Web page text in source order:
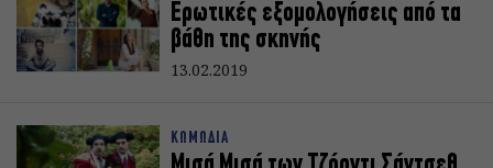
Ερωτικές εξομολογήσεις από τα
βάθη της σκηνής
13.02.2019
ΚΩΜΩΔΙΑ